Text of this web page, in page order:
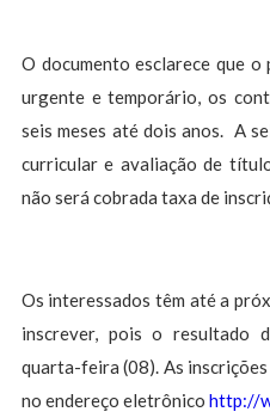
O documento esclarece que
urgente e temporário, os
seis meses até dois anos. A
curricular e avaliação de
não será cobrada taxa de
Os interessados têm até a
inscrever, pois o resultado
quarta-feira (08). As
no endereço eletrônico http://